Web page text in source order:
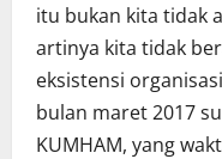
itu bukan kita tidak
artinya kita tidak
eksistensi
bulan maret 2017
KUMHAM, yang